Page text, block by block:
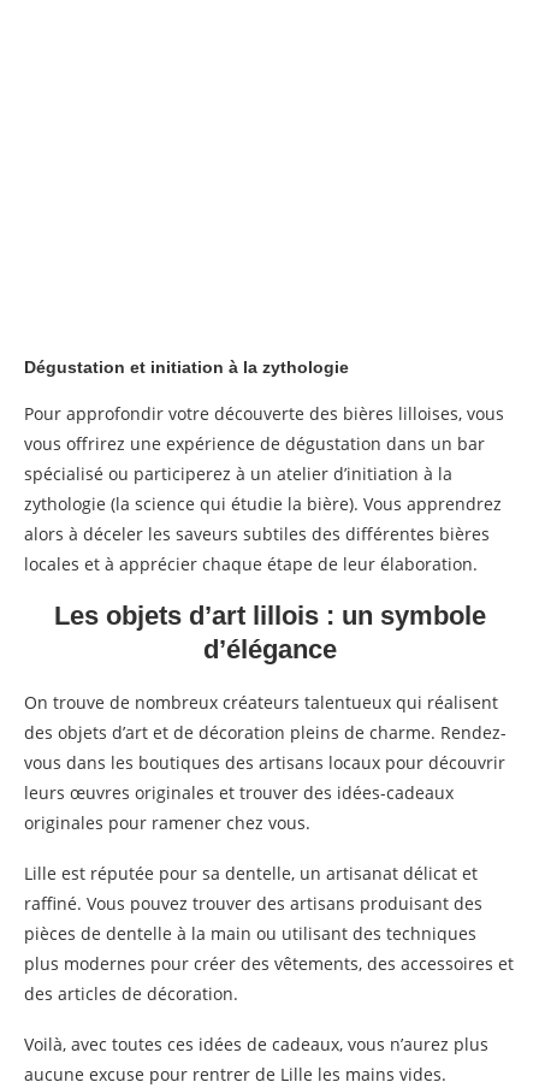
Dégustation et initiation à la zythologie
Pour approfondir votre découverte des bières lilloises, vous
vous offrirez une expérience de dégustation dans un bar
spécialisé ou participerez à un atelier d’initiation à la
zythologie (la science qui étudie la bière). Vous apprendrez
alors à déceler les saveurs subtiles des différentes bières
locales et à apprécier chaque étape de leur élaboration.
Les objets d’art lillois : un symbole
d’élégance
On trouve de nombreux créateurs talentueux qui réalisent
des objets d’art et de décoration pleins de charme. Rendez-
vous dans les boutiques des artisans locaux pour découvrir
leurs œuvres originales et trouver des idées-cadeaux
originales pour ramener chez vous.
Lille est réputée pour sa dentelle, un artisanat délicat et
raffiné. Vous pouvez trouver des artisans produisant des
pièces de dentelle à la main ou utilisant des techniques
plus modernes pour créer des vêtements, des accessoires et
des articles de décoration.
Voilà, avec toutes ces idées de cadeaux, vous n’aurez plus
aucune excuse pour rentrer de Lille les mains vides.